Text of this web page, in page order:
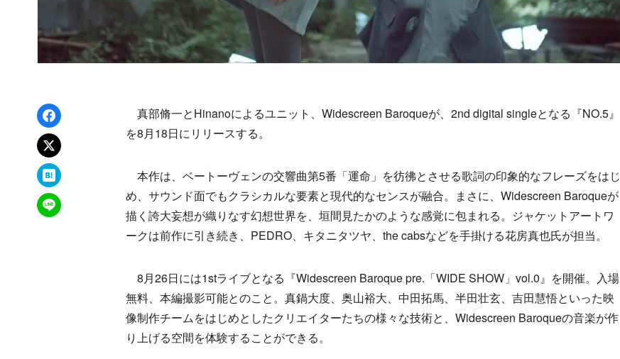
Facebookでシェア
xでポスト
はてなブックマーク
LINEで送る
真部脩一とHinanoによるユニット、Widescreen Baroqueが、2nd digital singleとなる『NO.5』
を8月18日にリリースする。
本作は、ベートーヴェンの交響曲第5番「運命」を彷彿とさせる歌詞の印象的なフレーズをはじ
め、サウンド面でもクラシカルな要素と現代的なセンスが融合。まさに、Widescreen Baroqueが
描く誇大妄想が織りなす幻想世界を、垣間見たかのような感覚に包まれる。ジャケットアートワ
ークは前作に引き続き、PEDRO、キタニタツヤ、the cabsなどを手掛ける花房真也氏が担当。
8月26日には1stライブとなる『Widescreen Baroque pre.「WIDE SHOW」vol.0』を開催。入場
無料、本編撮影可能とのこと。真鍋大度、奥山裕大、中田拓馬、半田壮玄、吉田慧悟といった映
像制作チームをはじめとしたクリエイターたちの様々な技術と、Widescreen Baroqueの音楽が作
り上げる空間を体験することができる。